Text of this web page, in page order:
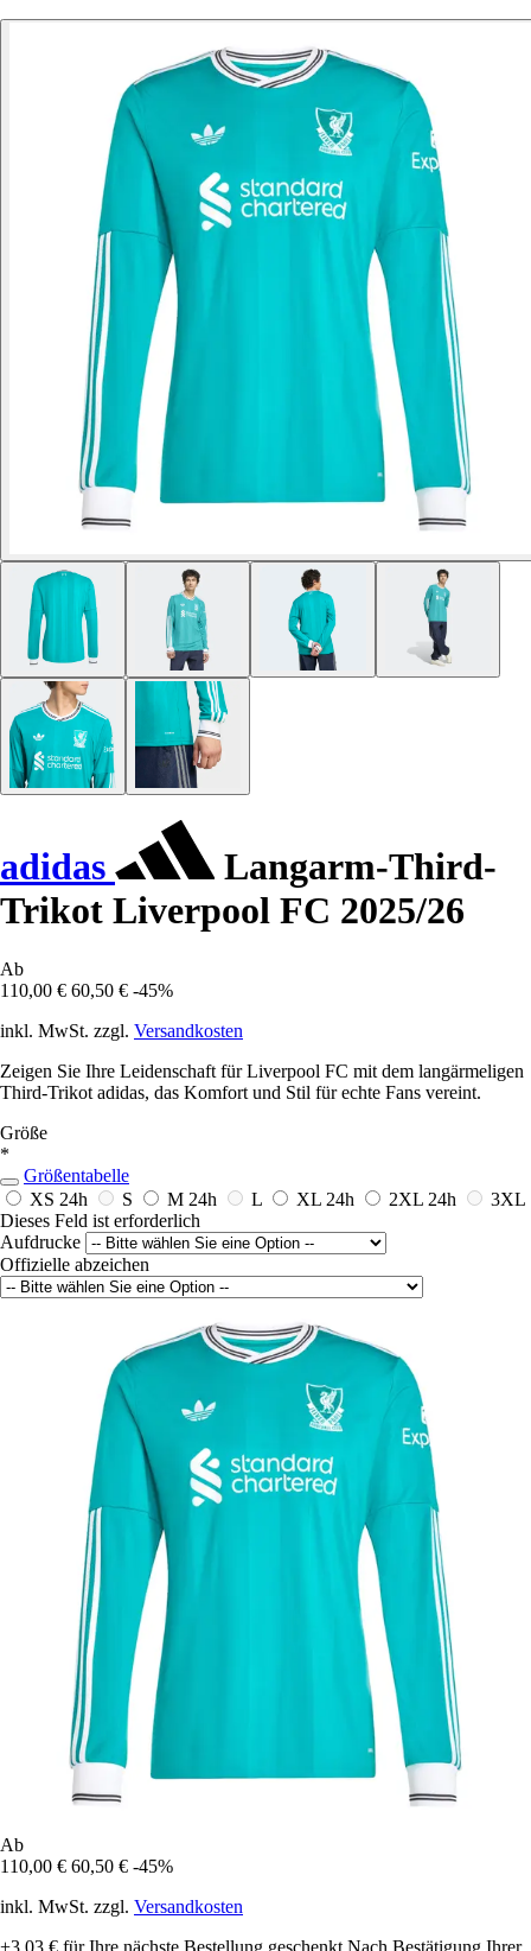
adidas
Langarm-Third-
Trikot Liverpool FC 2025/26
Ab
110,00 € 60,50 € -45%
inkl. MwSt. zzgl. Versandkosten
Zeigen Sie Ihre Leidenschaft für Liverpool FC mit dem langärmeligen
Third-Trikot adidas, das Komfort und Stil für echte Fans vereint.
Größe
*
Größentabelle
XS 24h S M 24h L XL 24h 2XL 24h
3XL
Dieses Feld ist erforderlich
Aufdrucke
Offizielle abzeichen
Ab
110,00 € 60,50 € -45%
inkl. MwSt. zzgl. Versandkosten
+3,03 € für Ihre nächste Bestellung geschenkt Nach Bestätigung Ihrer